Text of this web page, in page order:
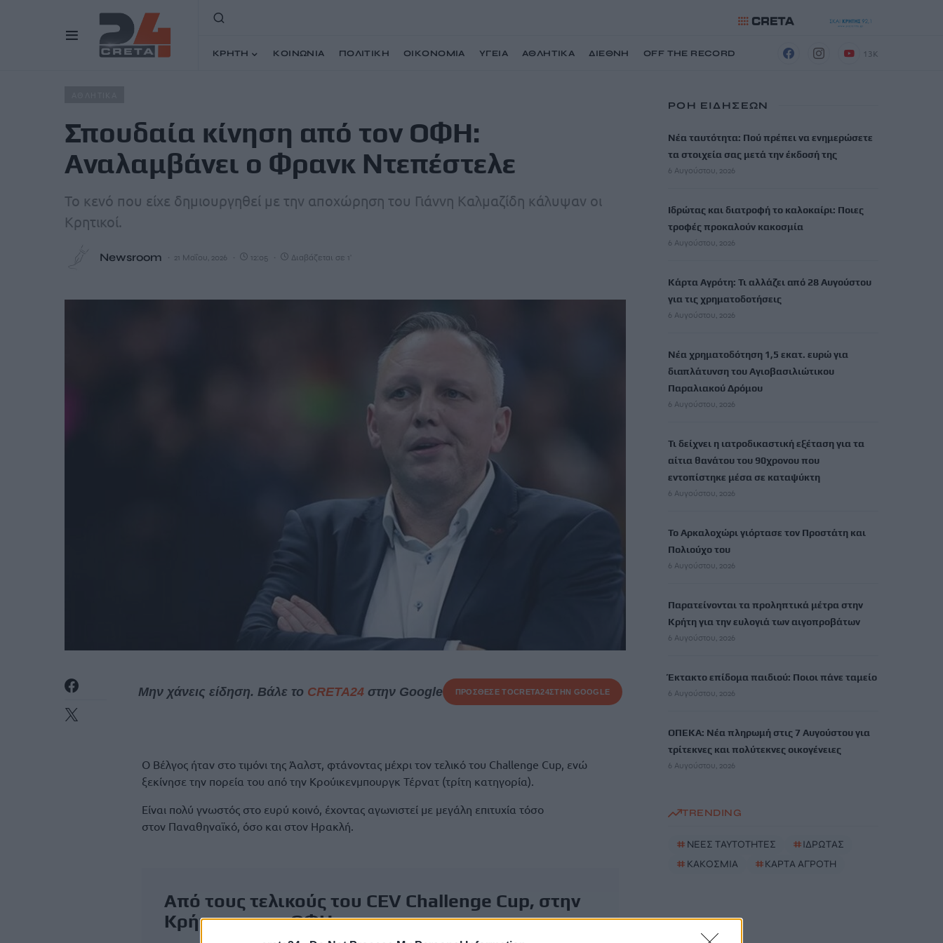
ΚΡΗΤΗ ΚΟΙΝΩΝΙΑ ΠΟΛΙΤΙΚΗ ΟΙΚΟΝΟΜΙΑ ΥΓΕΙΑ ΑΘΛΗΤΙΚΑ ΔΙΕΘΝΗ OFF THE RECORD 13K
Σπουδαία κίνηση από τον ΟΦΗ:
Αναλαμβάνει ο Φρανκ Ντεπέστελε
Το κενό που είχε δημιουργηθεί με την αποχώρηση του Γιάννη Καλμαζίδη κάλυψαν οι
Κρητικοί.
Newsroom 21 Μαΐου, 2026 12:05 Διαβάζεται σε 1'
Μην χάνεις είδηση. Βάλε το CRETA24στην Google ΠΡΟΣΘΕΣΕ ΤΟCRETA24ΣΤΗΝ GOOGLE
Ο Βέλγος ήταν στο τιμόνι της Άαλστ, φτάνοντας μέχρι τον τελικό του Challenge Cup, ενώ
ξεκίνησε την πορεία του από την Κρούικενμπουργκ Τέρνατ (τρίτη κατηγορία).
Είναι πολύ γνωστός στο ευρύ κοινό, έχοντας αγωνιστεί με μεγάλη επιτυχία τόσο
στον Παναθηναϊκό, όσο και στον Ηρακλή.
Από τους τελικούς του CEV Challenge Cup, στην
Κρήτηκαι τονΟΦΗ.
ΡΟΗ ΕΙΔΗΣΕΩΝ
Νέα ταυτότητα: Πού πρέπει να ενημερώσετε
τα στοιχεία σας μετά την έκδοσή της
6 Αυγούστου, 2026
Ιδρώτας και διατροφή το καλοκαίρι: Ποιες
τροφές προκαλούν κακοσμία
6 Αυγούστου, 2026
Κάρτα Αγρότη: Τι αλλάζει από 28 Αυγούστου
για τις χρηματοδοτήσεις
6 Αυγούστου, 2026
Νέα χρηματοδότηση 1,5 εκατ. ευρώ για
διαπλάτυνση του Αγιοβασιλιώτικου
Παραλιακού Δρόμου
6 Αυγούστου, 2026
Τι δείχνει η ιατροδικαστική εξέταση για τα
αίτια θανάτου του 90χρονου που
εντοπίστηκε μέσα σε καταψύκτη
6 Αυγούστου, 2026
Το Αρκαλοχώρι γιόρτασε τον Προστάτη και
Πολιούχο του
6 Αυγούστου, 2026
Παρατείνονται τα προληπτικά μέτρα στην
Κρήτη για την ευλογιά των αιγοπροβάτων
6 Αυγούστου, 2026
Έκτακτο επίδομα παιδιού: Ποιοι πάνε ταμείο
6 Αυγούστου, 2026
ΟΠΕΚΑ: Νέα πληρωμή στις 7 Αυγούστου για
τρίτεκνες και πολύτεκνες οικογένειες
6 Αυγούστου, 2026
TRENDING
# ΝΕΕΣ ΤΑΥΤΟΤΗΤΕΣ #ΙΔΡΩΤΑΣ
# ΚΑΚΟΣΜΙΑ #ΚΑΡΤΑ ΑΓΡΟΤΗ